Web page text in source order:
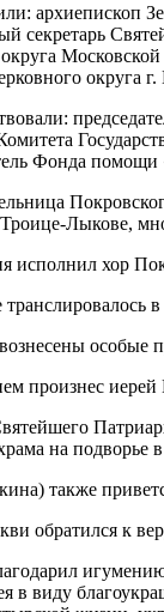
архиепископ
секретарь
округа
Фонда помощи
Лыкове,
исполнил хор
особые
произнес
на
также
обратился к
в виду